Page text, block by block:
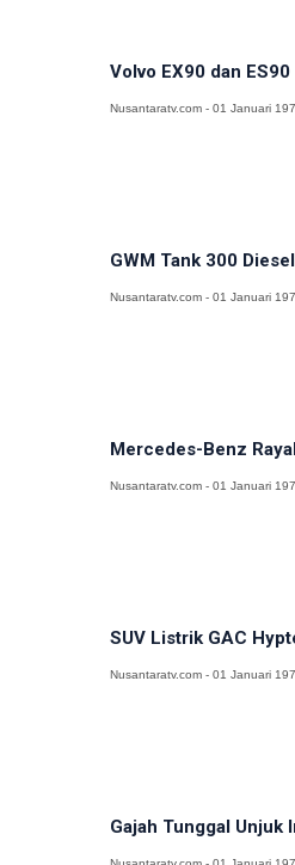
Volvo EX90 dan
Nusantaratv.com - 01 Januari
GWM Tank 300
Nusantaratv.com - 01 Januari
Mercedes-Benz
Nusantaratv.com - 01 Januari
SUV Listrik GAC
Nusantaratv.com - 01 Januari
Gajah Tunggal Unjuk